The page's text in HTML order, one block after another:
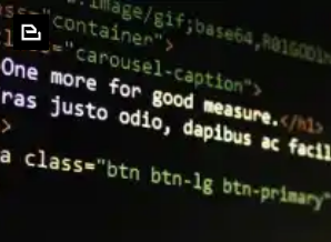
BIXNIA